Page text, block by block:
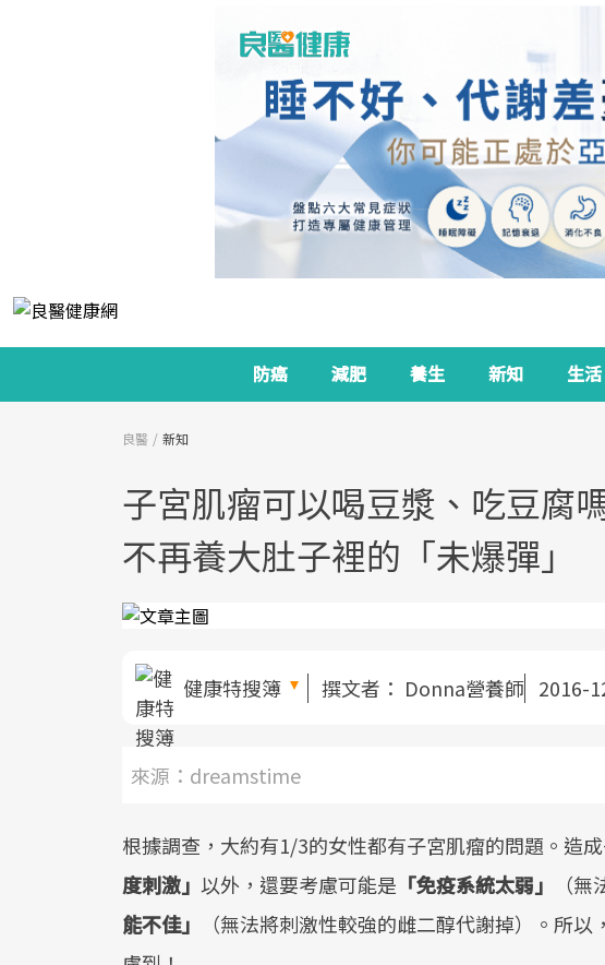
防癌 減肥 養生 新知 生活
良醫 新知
子宮肌瘤可以喝豆漿、吃豆腐
不再養大肚子裡的「未爆彈」
健康特搜簿 撰文者： Donna營養師 2016-
來源：dreamstime
根據調查，大約有1/3的女性都有子宮肌瘤的問題。造
度刺激」 以外，還要考慮可能是 「免疫系統太弱」 （
能不佳」
（無法將刺激性較強的雌二醇代謝掉）。所